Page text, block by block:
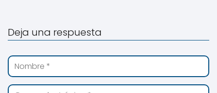
Deja una respuesta